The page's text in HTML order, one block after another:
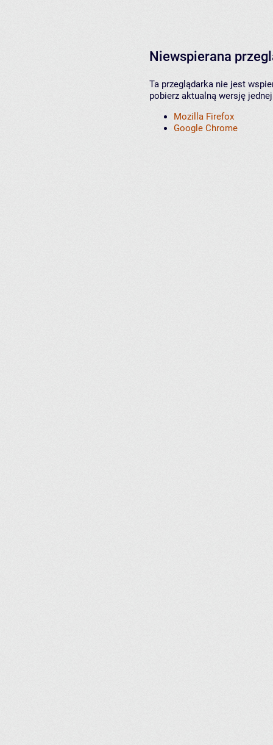
Niewspierana
Ta przeglądarka nie jest
pobierz aktualną wersję
Mozilla Firefox
Google Chrome